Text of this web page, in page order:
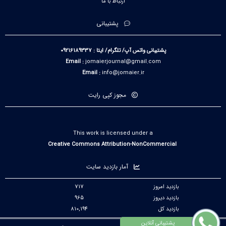
پشتیبانی
پشتیبانی واتس آپ/ تلگرام/ ایتا : 09216189337
Email :jomaierjournal@gmail.com
Email :info@jomaier.ir
مجوز کپی رایت
This work is licensed under a
آمار بازدید سایت
بازدید امروز
717
بازدید دیروز
965
بازدید کل
810,194